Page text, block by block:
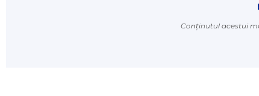
Conținutul acestui